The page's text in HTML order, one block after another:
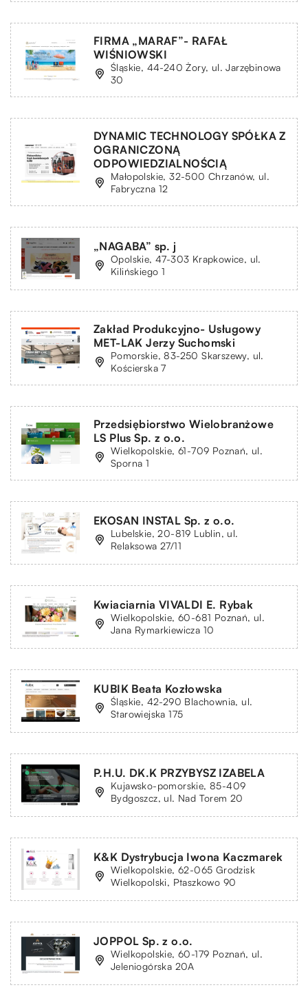
FIRMA „MARAF”- RAFAŁ
WIŚNIOWSKI
Śląskie, 44-240 Żory, ul. Jarzębinowa
30
DYNAMIC TECHNOLOGY SPÓŁKA Z
OGRANICZONĄ
ODPOWIEDZIALNOŚCIĄ
Małopolskie, 32-500 Chrzanów, ul.
Fabryczna 12
„NAGABA” sp. j
Opolskie, 47-303 Krapkowice, ul.
Kilińskiego 1
Zakład Produkcyjno- Usługowy
MET-LAK Jerzy Suchomski
Pomorskie, 83-250 Skarszewy, ul.
Kościerska 7
Przedsiębiorstwo Wielobranżowe
LS Plus Sp. z o.o.
Wielkopolskie, 61-709 Poznań, ul.
Sporna 1
EKOSAN INSTAL Sp. z o.o.
Lubelskie, 20-819 Lublin, ul.
Relaksowa 27/11
Kwiaciarnia VIVALDI E. Rybak
Wielkopolskie, 60-681 Poznań, ul.
Jana Rymarkiewicza 10
KUBIK Beata Kozłowska
Śląskie, 42-290 Blachownia, ul.
Starowiejska 175
P.H.U. DK.K PRZYBYSZ IZABELA
Kujawsko-pomorskie, 85-409
Bydgoszcz, ul. Nad Torem 20
K&K Dystrybucja Iwona Kaczmarek
Wielkopolskie, 62-065 Grodzisk
Wielkopolski, Ptaszkowo 90
JOPPOL Sp. z o.o.
Wielkopolskie, 60-179 Poznań, ul.
Jeleniogórska 20A